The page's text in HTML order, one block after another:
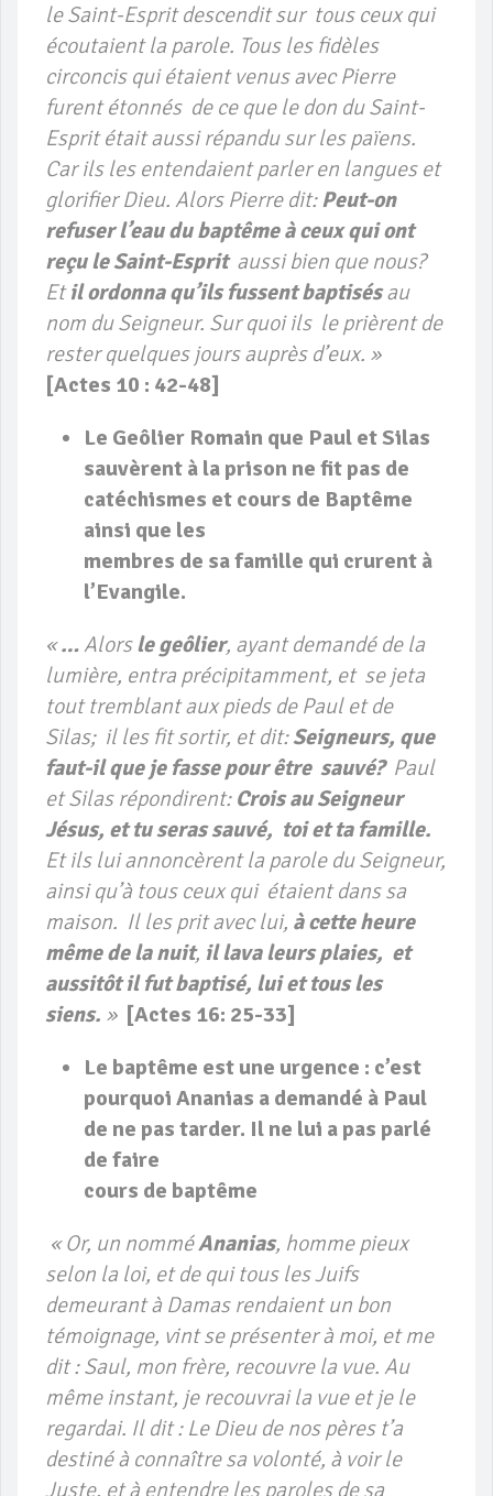
le Saint-Esprit descendit sur tous ceux qui
écoutaient la parole. Tous les fidèles
circoncis qui étaient venus avec Pierre
furent étonnés de ce que le don du Saint-
Esprit était aussi répandu sur les païens.
Car ils les entendaient parler en langues et
glorifier Dieu. Alors Pierre dit:Peut-on
refuser l’eau du baptême à ceux qui ont
reçu le Saint-Espritaussi bien que nous?
Etil ordonna qu’ils fussent baptisésau
nom du Seigneur. Sur quoi ils le prièrent de
rester quelques jours auprès d’eux. »
[Actes 10 : 42-48]
Le Geôlier Romain que Paul et Silas
sauvèrent à la prison ne fit pas de
catéchismes et cours de Baptême
ainsi que les
membres de sa famille qui crurent à
l’Evangile.
«… Alorsle geôlier, ayant demandé de la
lumière, entra précipitamment, et se jeta
tout tremblant aux pieds de Paul et de
Silas; il les fit sortir, et dit:Seigneurs, que
faut-il que je fasse pour être sauvé?Paul
et Silas répondirent: Crois au Seigneur
Jésus, et tu seras sauvé, toi et ta famille.
Et ils lui annoncèrent la parole du Seigneur,
ainsi qu’à tous ceux qui étaient dans sa
maison. Il les prit avec lui, à cette heure
même de la nuit, il lava leurs plaies, et
aussitôt il fut baptisé, lui et tous les
siens. » [Actes 16: 25-33]
Le baptême est une urgence : c’est
pourquoi Ananias a demandé à Paul
de ne pas tarder. Il ne lui a pas parlé
de faire
cours de baptême
« Or, un nomméAnanias, homme pieux
selon la loi, et de qui tous les Juifs
demeurant à Damas rendaient un bon
témoignage, vint se présenter à moi, et me
dit : Saul, mon frère, recouvre la vue. Au
même instant, je recouvrai la vue et je le
regardai. Il dit : Le Dieu de nos pères t’a
destiné à connaître sa volonté, à voir le
Juste, et à entendre les paroles de sa